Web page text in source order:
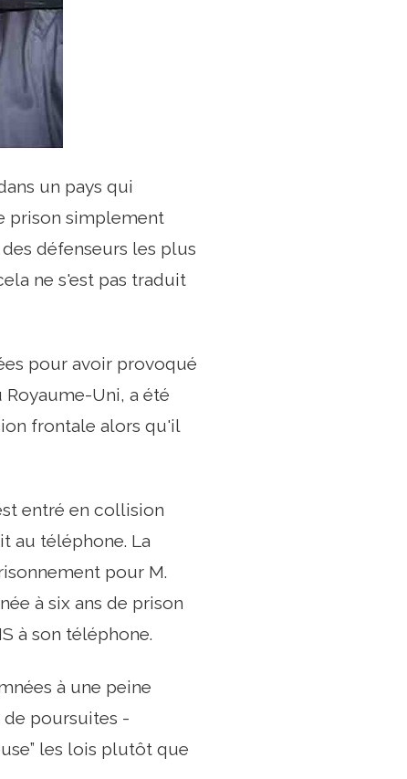
un pays qui
prison simplement
défenseurs les plus
ne s'est pas traduit
pour avoir provoqué
Uni, a été
frontale alors qu'il
entré en collision
au téléphone. La
pour M.
à six ans de prison
à son téléphone.
à une peine
de poursuites -
les lois plutôt que